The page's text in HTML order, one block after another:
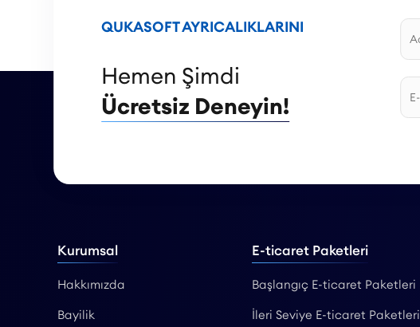
QUKASOFT AYRICALIKLARINI
Hemen Şimdi
Ücretsiz Deneyin!
Kurumsal
Hakkımızda
Bayilik
E-ticaret Paketleri
Başlangıç E-ticaret Paketleri
İleri Seviye E-ticaret Paketleri